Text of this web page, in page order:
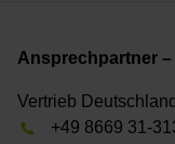
Ansprechpartner –
Vertrieb
+49 8669 31-